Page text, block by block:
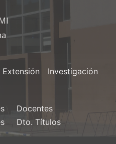
Extensión Investigación
Docentes
Dto. Títulos